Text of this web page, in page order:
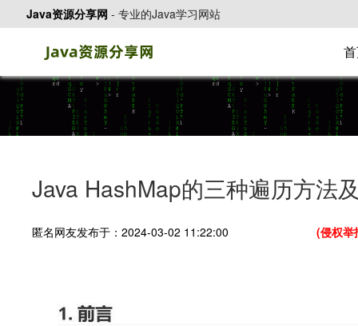
Java资源分享网 - 专业的Java学习网站
Java HashMap的三种遍历方法
匿名网友发布于：2024-03-02 11:22:00 (侵权举